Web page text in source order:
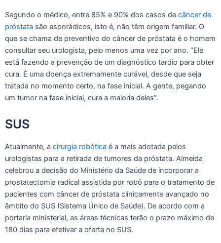
Segundo o médico, entre 85% e 90% dos casos de câncer de
próstata são esporádicos, isto é, não têm origem familiar. O
que se chama de preventivo do câncer de próstata é o homem
consultar seu urologista, pelo menos uma vez por ano. “Ele
está fazendo a prevenção de um diagnóstico tardio para obter
cura. É uma doença extremamente curável, desde que seja
tratada no momento certo, na fase inicial. A gente, pegando
um tumor na fase inicial, cura a maioria deles”.
SUS
Atualmente, a cirurgia robótica é a mais adotada pelos
urologistas para a retirada de tumores da próstata. Almeida
celebrou a decisão do Ministério da Saúde de incorporar a
prostatectomia radical assistida por robô para o tratamento de
pacientes com câncer de próstata clinicamente avançado no
âmbito do SUS (Sistema Único de Saúde). De acordo com a
portaria ministerial, as áreas técnicas terão o prazo máximo de
180 dias para efetivar a oferta no SUS.